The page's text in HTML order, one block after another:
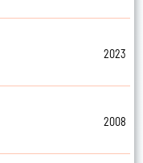
2023
2008